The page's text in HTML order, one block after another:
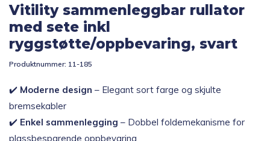
Vitility sammenleggbar rullator
med sete inkl
ryggstøtte/oppbevaring, svart
Produktnummer: 11-185
✔️ Moderne design – Elegant sort farge og skjulte
bremsekabler
✔️ Enkel sammenlegging – Dobbel foldemekanisme for
plassbesparende oppbevaring